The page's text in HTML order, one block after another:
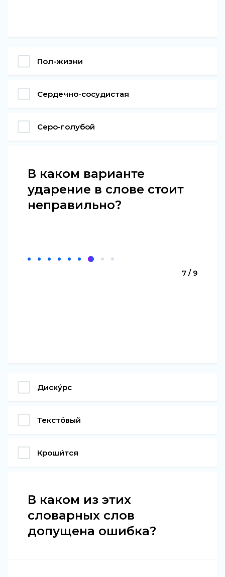
Пол-жизни
Сердечно-сосудистая
Серо-голубой
В каком варианте
ударение в слове стоит
неправильно?
7 / 9
Диску́рс
Тексто́вый
Кроши́тся
В каком из этих
словарных слов
допущена ошибка?